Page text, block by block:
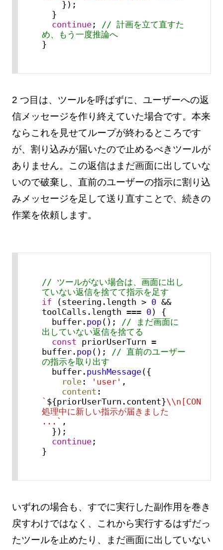
continue;
// 計画を立て直すた
め、もう一度推論へ
}
2 つ目は、ツールを呼ばずに、ユーザーへの返
信メッセージを作り終えていた場合です。本来
ならこれを見せてループが終わるところです
が、割り込みが届いたので止めるべきツールが
ありません。この返信はまだ画面に出していな
いので破棄し、直前のユーザーの指示に割り込
みメッセージを足して送り直すことで、続きの
作業を依頼します。
// ツールがない場合は、画面に出し
ていない返信を捨てて指示を足す
if (steering. length > 0 &&
toolCalls. length === 0) {
  buffer.
pop();
// まだ画面に
出していない返信を捨てる
const priorUserTurn =
buffer. pop();
// 直前のユーザー
の指示を取り出す
  buffer.
pushMessage({
role: 'user' ,
content
` ${priorUserTurn.content}
処理中に新しい指示が届きました
...` ,
continue;
}
いずれの場合も、すでに実行した副作用を巻き
戻すわけではなく、これから実行するはずだっ
たツールを止めたり、まだ画面に出していない